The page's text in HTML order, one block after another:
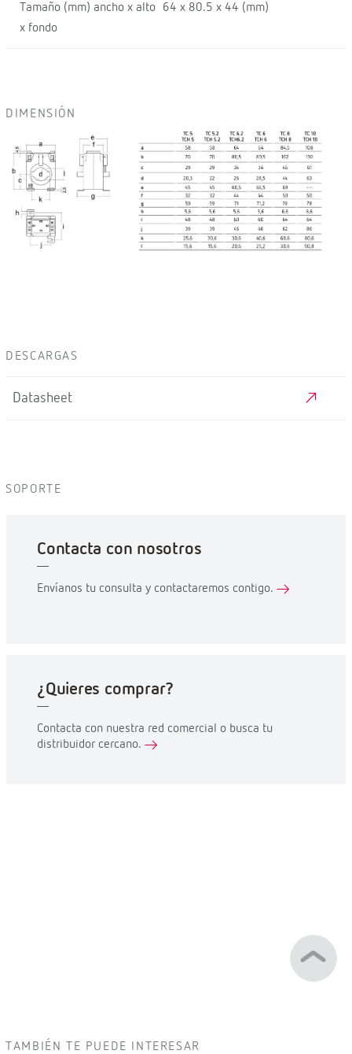
Tamaño (mm) ancho x alto
x fondo
64 x 80.5 x 44 (mm)
DIMENSIÓN
DESCARGAS
Datasheet
SOPORTE
Contacta con nosotros
Envíanos tu consulta y contactaremos contigo.
¿Quieres comprar?
Contacta con nuestra red comercial o busca tu
distribuidor cercano.
TAMBIÉN TE PUEDE INTERESAR